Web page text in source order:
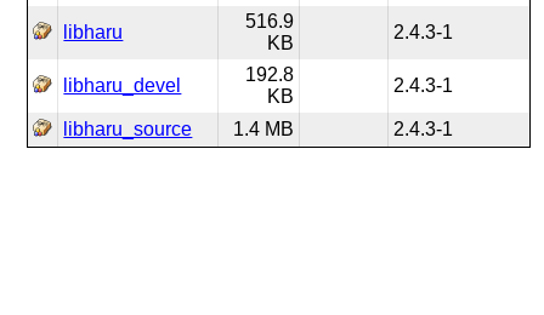
libharu
516.9
KB
2.4.3-1
libharu_devel
192.8
KB
2.4.3-1
libharu_source 1.4 MB 2.4.3-1